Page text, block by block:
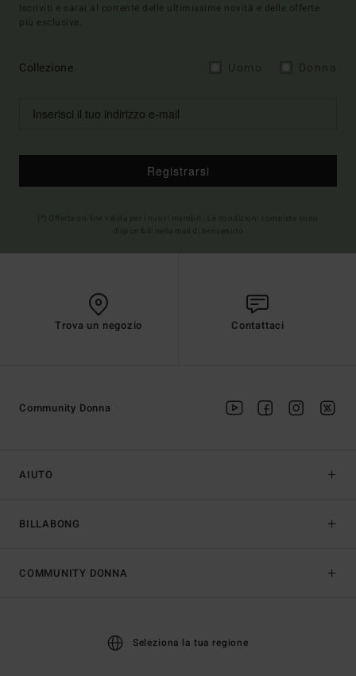
Iscriviti e sarai al corrente delle ultimissime novità e delle offerte
più esclusive.
Collezione
Registrarsi
Trova un negozio Contattaci
AIUTO
BILLABONG
Community Donna
COMMUNITY DONNA
Seleziona la tua regione